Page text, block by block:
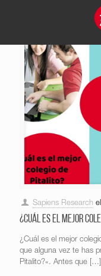
Sapiens Research el
¿Cuál es el mejor
¿Cuál es el mejor
que alguna vez te has
Pitalito?«. Antes que […]